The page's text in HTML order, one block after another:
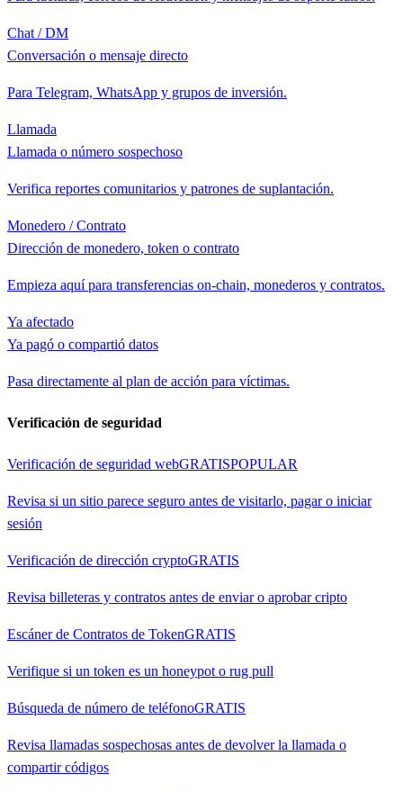
Chat / DM
Conversación o mensaje directo
Para Telegram, WhatsApp y grupos de inversión.
Llamada
Llamada o número sospechoso
Verifica reportes comunitarios y patrones de suplantación.
Monedero / Contrato
Dirección de monedero, token o contrato
Empieza aquí para transferencias on-chain, monederos y contratos.
Ya afectado
Ya pagó o compartió datos
Pasa directamente al plan de acción para víctimas.
Verificación de seguridad
Verificación de seguridad webGRATISPOPULAR
Revisa si un sitio parece seguro antes de visitarlo, pagar o iniciar
sesión
Verificación de dirección cryptoGRATIS
Revisa billeteras y contratos antes de enviar o aprobar cripto
Escáner de Contratos de TokenGRATIS
Verifique si un token es un honeypot o rug pull
Búsqueda de número de teléfonoGRATIS
Revisa llamadas sospechosas antes de devolver la llamada o
compartir códigos